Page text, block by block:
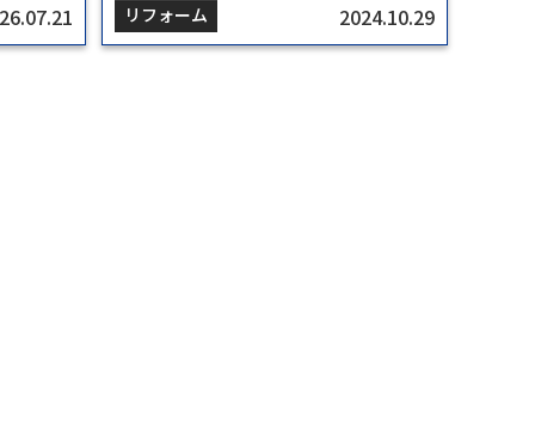
リフォーム 2024.10.29
リフォーム 2024.10.29